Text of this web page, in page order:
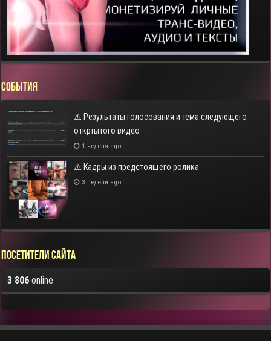
СОБЫТИЯ
⚠️ Результаты голосования и тема следующего
откртытого видео
1 неделя ago
⚠️ Кадры из предстоящего ролика
3 недели ago
Посетители сайта
3 806 online